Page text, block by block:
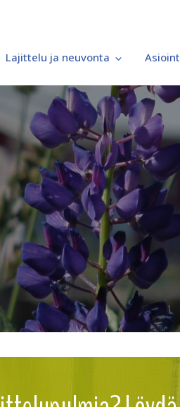
Lajittelu ja neuvonta